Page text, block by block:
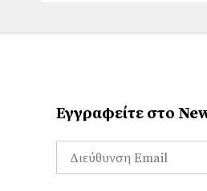
Εγγραφείτε στο